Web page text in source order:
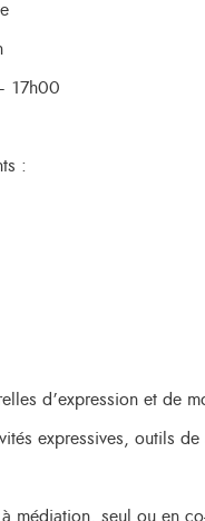
17h00
:
d’expression et de
expressives, outils
médiation, seul ou en